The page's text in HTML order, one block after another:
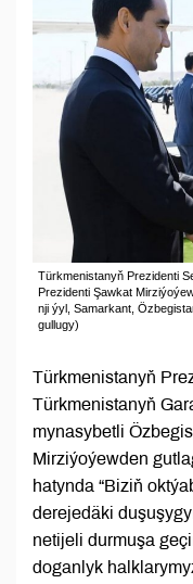
Türkmenistanyň Prezidenti
Prezidenti Şawkat
nji ýyl, Samarkant,
gullugy)
Türkmenistanyň
Türkmenistanyň
mynasybetli
Mirziýoýewden
hatynda “Biziň
derejedäki
netijeli durmuşa
doganlyk